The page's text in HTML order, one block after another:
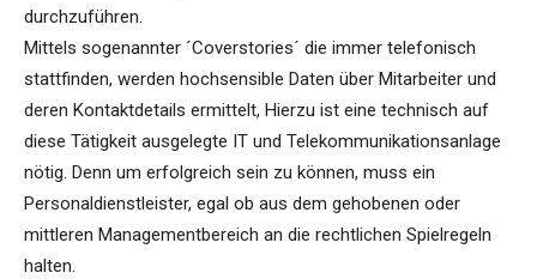
durchzuführen.
Mittels sogenannter ´Coverstories´ die immer telefonisch
stattfinden, werden hochsensible Daten über Mitarbeiter und
deren Kontaktdetails ermittelt, Hierzu ist eine technisch auf
diese Tätigkeit ausgelegte IT und Telekommunikationsanlage
nötig. Denn um erfolgreich sein zu können, muss ein
Personaldienstleister, egal ob aus dem gehobenen oder
mittleren Managementbereich an die rechtlichen Spielregeln
halten.